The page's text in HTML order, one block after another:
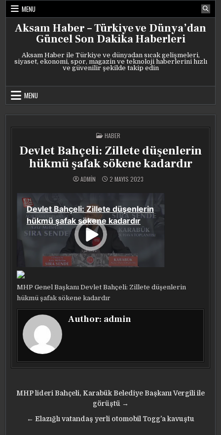
Skip
content
MENU
Aksam Haber – Türkiye ve Dünya’dan
Güncel Son Dakika Haberleri
Aksam Haber ile Türkiye ve dünyadan sıcak gelişmeleri,
siyaset, ekonomi, spor, magazin ve teknoloji haberlerini hızlı
ve güvenilir şekilde takip edin
MENU
POSTED
IN
HABER
Devlet Bahçeli: Zillete düşenlerin
hükmü şafak sökene kadardır
ADMIN 2 MAYIS 2023
MHP Genel Başkanı Devlet Bahçeli: Zillete düşenlerin
hükmü şafak sökene kadardır
Author: admin
Yazı
MHP lideri Bahçeli, Karabük Belediye Başkanı Vergili ile
görüştü →
← Elazığlı vatandaş yerli otomobil Togg’a kavuştu